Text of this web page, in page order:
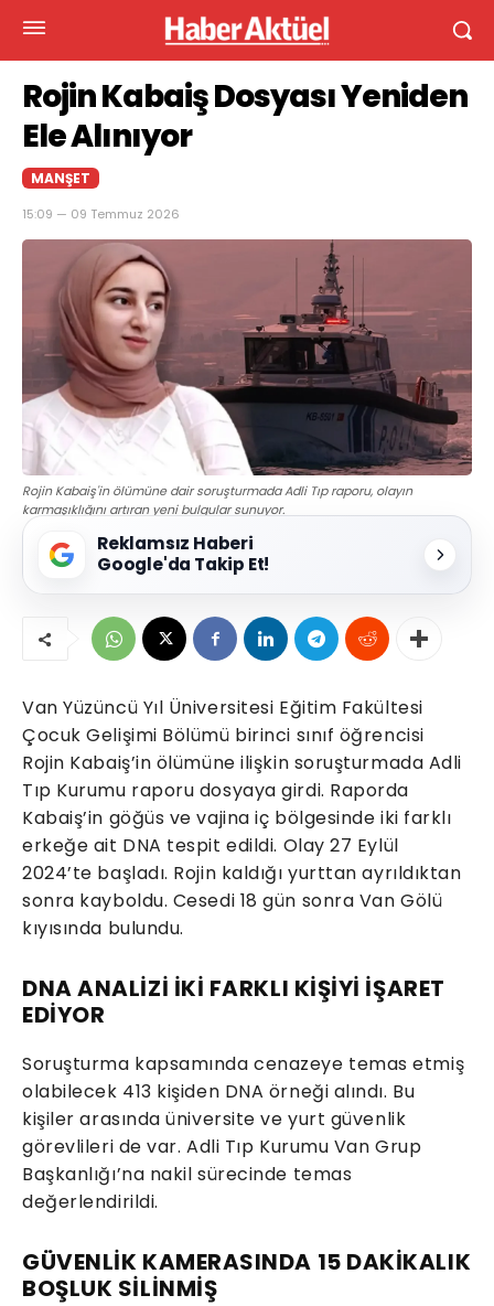
Rojin Kabaiş Dosyası Yeniden
Ele Alınıyor
MANŞET
15:09 — 09 Temmuz 2026
Rojin Kabaiş'in ölümüne dair soruşturmada Adli Tıp raporu, olayın
karmaşıklığını artıran yeni bulgular sunuyor.
Reklamsız Haberi
Google'da Takip Et!
Van Yüzüncü Yıl Üniversitesi Eğitim Fakültesi
Çocuk Gelişimi Bölümü birinci sınıf öğrencisi
Rojin Kabaiş’in ölümüne ilişkin soruşturmada Adli
Tıp Kurumu raporu dosyaya girdi. Raporda
Kabaiş’in göğüs ve vajina iç bölgesinde iki farklı
erkeğe ait DNA tespit edildi. Olay 27 Eylül
2024’te başladı. Rojin kaldığı yurttan ayrıldıktan
sonra kayboldu. Cesedi 18 gün sonra Van Gölü
kıyısında bulundu.
DNA ANALİZİ İKİ FARKLI KİŞİYİ İŞARET
EDİYOR
Soruşturma kapsamında cenazeye temas etmiş
olabilecek 413 kişiden DNA örneği alındı. Bu
kişiler arasında üniversite ve yurt güvenlik
görevlileri de var. Adli Tıp Kurumu Van Grup
Başkanlığı’na nakil sürecinde temas
değerlendirildi.
GÜVENLİK KAMERASINDA 15 DAKİKALIK
BOŞLUK SİLİNMİŞ